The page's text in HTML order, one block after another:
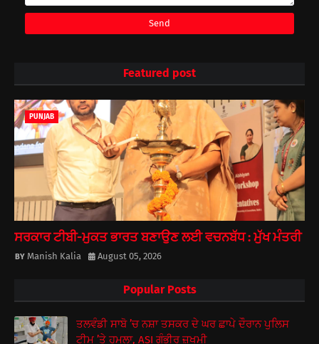
Featured post
PUNJAB
ਸਰਕਾਰ ਟੀਬੀ-ਮੁਕਤ ਭਾਰਤ ਬਣਾਉਣ ਲਈ ਵਚਨਬੱਧ : ਮੁੱਖ ਮੰਤਰੀ
Manish Kalia August 05, 2026
Popular Posts
ਤਲਵੰਡੀ ਸਾਬੋ ’ਚ ਨਸ਼ਾ ਤਸਕਰ ਦੇ ਘਰ ਛਾਪੇ ਦੌਰਾਨ ਪੁਲਿਸ
ਟੀਮ ’ਤੇ ਹਮਲਾ, ASI ਗੰਭੀਰ ਜ਼ਖਮੀ